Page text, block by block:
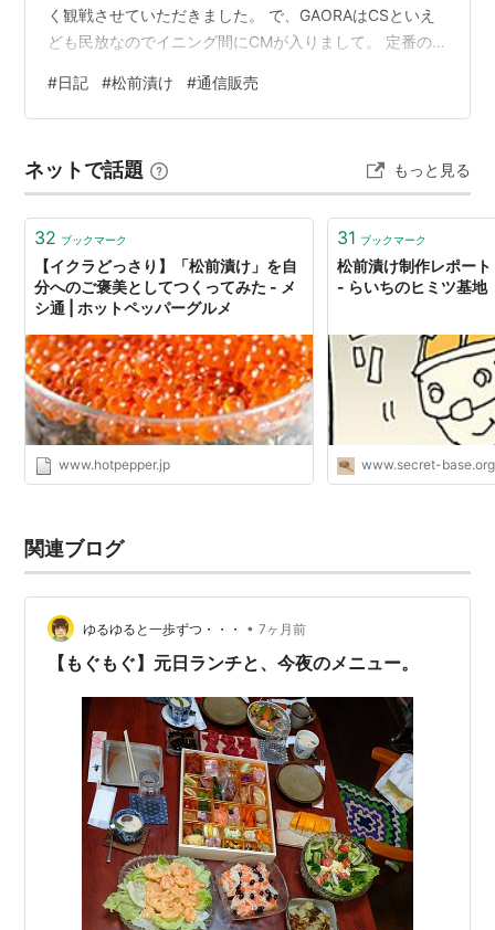
く観戦させていただきました。 で、GAORAはCSといえ
ども民放なのでイニング間にCMが入りまして。 定番の
んかそんなのが流れてたんですが。 試合も終盤、8イニ
ング目に出てきたのが「数の子入り松前漬け」。しかも
たかと www.sunchoku-table.com (アフィリエイトでは
ないです) もうすね、70%数の子の松前漬けはもは…
#日記 #松前漬け #通信販売
ネットで話題 もっと見る
32 ブックマーク
【イクラどっさり】「松前漬け」を自
分へのご褒美としてつくってみた - メ
シ通 | ホットペッパーグルメ
www.hotpepper.jp
31 ブックマーク
松前漬け制作レポー
- らいちのヒミツ基地
www.secret-base.org
関連ブログ
ゆるゆると一歩ずつ・・・ • 7ヶ月前
【もぐもぐ】元日ランチと、今夜のメニュー。